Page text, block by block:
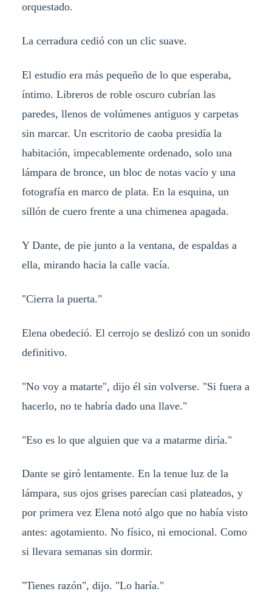
orquestado.
La cerradura cedió con un clic suave.
El estudio era más pequeño de lo que esperaba,
íntimo. Libreros de roble oscuro cubrían las
paredes, llenos de volúmenes antiguos y carpetas
sin marcar. Un escritorio de caoba presidía la
habitación, impecablemente ordenado, solo una
lámpara de bronce, un bloc de notas vacío y una
fotografía en marco de plata. En la esquina, un
sillón de cuero frente a una chimenea apagada.
Y Dante, de pie junto a la ventana, de espaldas a
ella, mirando hacia la calle vacía.
"Cierra la puerta."
Elena obedeció. El cerrojo se deslizó con un sonido
definitivo.
"No voy a matarte", dijo él sin volverse. "Si fuera a
hacerlo, no te habría dado una llave."
"Eso es lo que alguien que va a matarme diría."
Dante se giró lentamente. En la tenue luz de la
lámpara, sus ojos grises parecían casi plateados, y
por primera vez Elena notó algo que no había visto
antes: agotamiento. No físico, ni emocional. Como
si llevara semanas sin dormir.
"Tienes razón", dijo. "Lo haría."